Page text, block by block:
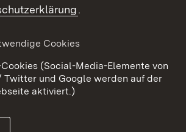
Barrierefreiheit
Cookies
.
Cookies
(Social-Media-Elemente von
Twitter und Google werden auf der
aktiviert.)